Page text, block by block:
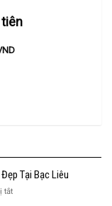
Tại Bạc Liêu
tắtở